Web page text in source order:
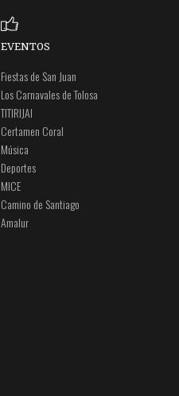
EVENTOS
Fiestas de San Juan
Los Carnavales de Tolosa
TITIRIJAI
Certamen Coral
Música
Deportes
MICE
Camino de Santiago
Amalur